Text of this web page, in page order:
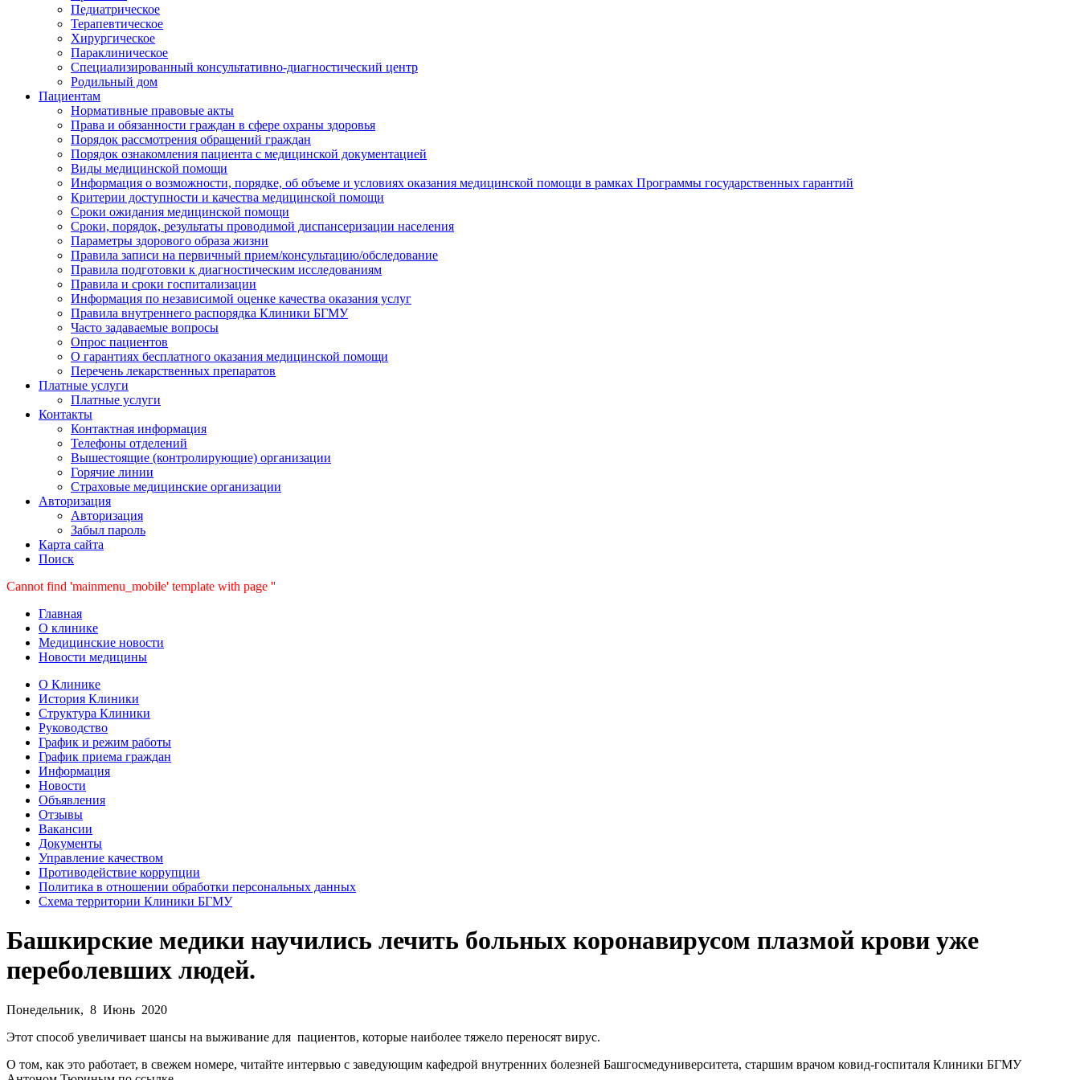
Педиатрическое
Терапевтическое
Хирургическое
Параклиническое
Специализированный консультативно-диагностический центр
Родильный дом
Пациентам
Нормативные правовые акты
Права и обязанности граждан в сфере охраны здоровья
Порядок рассмотрения обращений граждан
Порядок ознакомления пациента с медицинской документацией
Виды медицинской помощи
Информация о возможности, порядке, об объеме и условиях оказания медицинской помощи в рамках Программы государственных гарантий
Критерии доступности и качества медицинской помощи
Сроки ожидания медицинской помощи
Сроки, порядок, результаты проводимой диспансеризации населения
Параметры здорового образа жизни
Правила записи на первичный прием/консультацию/обследование
Правила подготовки к диагностическим исследованиям
Правила и сроки госпитализации
Информация по независимой оценке качества оказания услуг
Правила внутреннего распорядка Клиники БГМУ
Часто задаваемые вопросы
Опрос пациентов
О гарантиях бесплатного оказания медицинской помощи
Перечень лекарственных препаратов
Платные услуги
Платные услуги
Контакты
Контактная информация
Телефоны отделений
Вышестоящие (контролирующие) организации
Горячие линии
Страховые медицинские организации
Авторизация
Авторизация
Забыл пароль
Карта сайта
Поиск
Cannot find 'mainmenu_mobile' template with page ''
Главная
О клинике
Медицинские новости
Новости медицины
О Клинике
История Клиники
Структура Клиники
Руководство
График и режим работы
График приема граждан
Информация
Новости
Объявления
Отзывы
Вакансии
Документы
Управление качеством
Противодействие коррупции
Политика в отношении обработки персональных данных
Схема территории Клиники БГМУ
Башкирские медики научились лечить больных коронавирусом плазмой крови уже
переболевших людей.
Понедельник, 8 Июнь 2020
Этот способ увеличивает шансы на выживание для пациентов, которые наиболее тяжело переносят вирус.
О том, как это работает, в свежем номере, читайте интервью с заведующим кафедрой внутренних болезней Башгосмедуниверситета, старшим врачом ковид-госпиталя Клиники БГМУ